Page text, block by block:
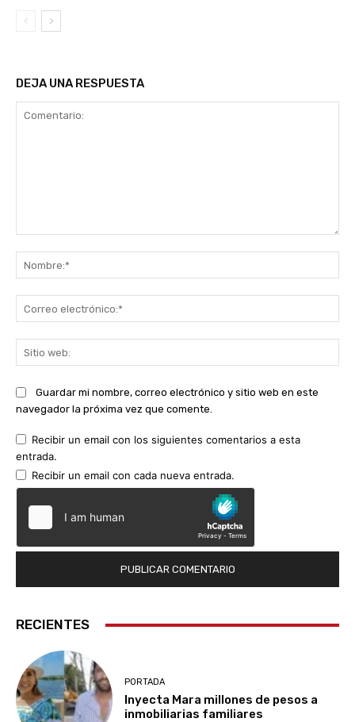
DEJA UNA RESPUESTA
Guardar mi nombre, correo electrónico y sitio web en este
navegador la próxima vez que comente.
Recibir un email con los siguientes comentarios a esta
entrada.
Recibir un email con cada nueva entrada.
RECIENTES
PORTADA
Inyecta Mara millones de pesos a
inmobiliarias familiares